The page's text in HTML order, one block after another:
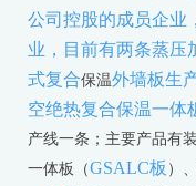
公司控股的成员企业
业，目前有两条蒸压
式复合保温外墙板生
空绝热复合保温一体
产线一条；主要产品有
一体板（GSALC板 ）